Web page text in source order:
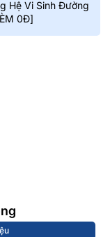
Hệ Vi Sinh Đường
0Đ]